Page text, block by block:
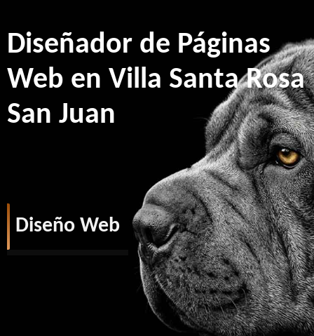
Diseñador de Páginas
Web en Villa Santa Rosa
San Juan
Diseño Web